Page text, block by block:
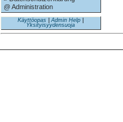
@ Administration
Käyttöopas Admin Help
Yksityisyydensuoja